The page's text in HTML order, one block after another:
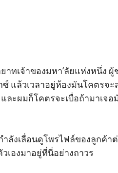
ทเจ้าของมหา’ลัยแห่งหนึ่ง ผู้
ซ์ แล้วเวลาอยู่ห้องมันโคตรจะ
ละผมก็โคตรจะเบื่อถ้ามาเจอ
ลังเลื่อนดูโพรไฟล์ของลูกค้าต่
เองมาอยู่ที่นี่อย่างถาวร